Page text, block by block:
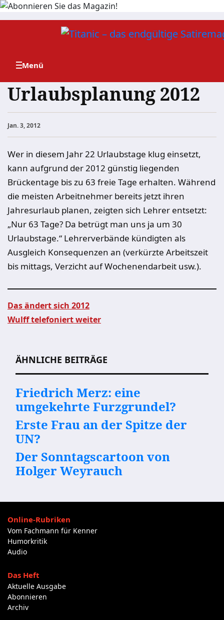
Zum
Urlaubsplanung 2012
Jan. 3, 2012
Wer in diesem Jahr 22 Urlaubstage klug einsetzt,
kann aufgrund der 2012 günstig liegenden
Brückentage bis zu 63 freie Tage erhalten. Während
die meisten Arbeitnehmer bereits jetzt ihren
Jahresurlaub planen, zeigten sich Lehrer entsetzt:
„Nur 63 Tage? Da betrügt man uns ja um 30
Urlaubstage.“ Lehrerverbände kündigten als
Ausgleich Konsequenzen an (verkürzte Arbeitszeit
bis mittags, Verzicht auf Wochenendarbeit usw.).
Das ändert sich 2012
Wulff telefoniert weiter
ÄHNLICHE BEITRÄGE
Friedrich Merz: eine
umgekehrte Furzgrundel?
Erste Frau an der Spitze der
UN?
Der Sonntagscartoon von
Holger Weyrauch
Online-Rubriken
Vom Fachmann für Kenner
Humorkritik
Audio
Das Heft
Aktuelle Ausgabe
Abonnieren
Archiv